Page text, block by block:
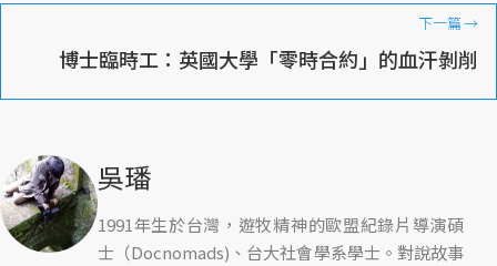
下一篇→
博士臨時工：英國大學「零時合約」的血汗剝削
吳璠
1991年生於台灣，遊牧精神的歐盟紀錄片導演碩
士（Docnomads)、台大社會學系學士。對說故事